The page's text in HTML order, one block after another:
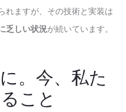
れますが、その技術と実装は
乏しい状況が続いています。
。今、私た
こと